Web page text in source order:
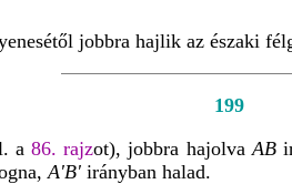
jobbra hajlik az északi
199
a86. rajzot), jobbra hajolva AB
A'B' irányban halad.